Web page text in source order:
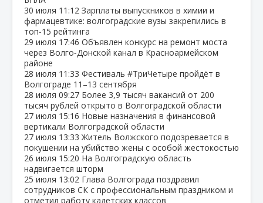
30 июля 11:12 Зарплаты выпускников в химии и
фармацевтике: волгоградские вузы закрепились в
топ‑15 рейтинга
29 июля 17:46 Объявлен конкурс на ремонт моста
через Волго‑Донской канал в Красноармейском
районе
28 июля 11:33 Фестиваль #ТриЧетыре пройдёт в
Волгограде 11–13 сентября
28 июля 09:27 Более 3,9 тысяч вакансий от 200
тысяч рублей открыто в Волгоградской области
27 июля 15:16 Новые назначения в финансовой
вертикали Волгоградской области
27 июля 13:33 Житель Волжского подозревается в
покушении на убийство жены с особой жестокостью
26 июля 15:20 На Волгоградскую область
надвигается шторм
25 июля 13:02 Глава Волгограда поздравил
сотрудников СК с профессиональным праздником и
отметил работу кадетских классов